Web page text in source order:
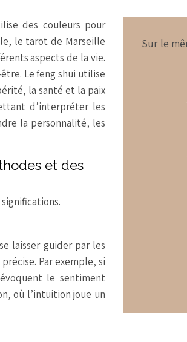
des couleurs pour
le tarot de Marseille
aspects de la vie.
Le feng shui utilise
la santé et la paix
d’interpréter les
la personnalité, les
et des
laisser guider par les
Par exemple, si
le sentiment
où l’intuition joue un
Sur le